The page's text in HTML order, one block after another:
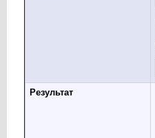
Результат